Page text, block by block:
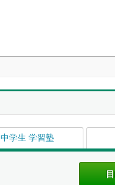
中学生 学習塾